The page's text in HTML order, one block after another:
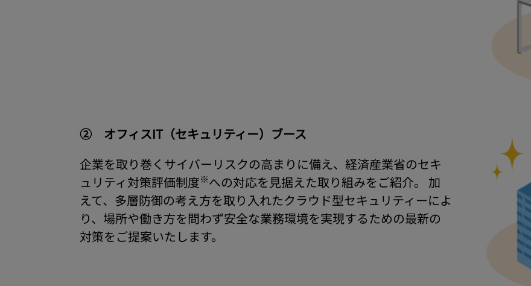
② オフィスIT（セキュリティー）ブース
企業を取り巻くサイバーリスクの高まりに備え、経済産業省のセキ
ュリティ対策評価制度※への対応を見据えた取り組みをご紹介。 加
えて、多層防御の考え方を取り入れたクラウド型セキュリティーによ
り、場所や働き方を問わず安全な業務環境を実現するための最新の
対策をご提案いたします。